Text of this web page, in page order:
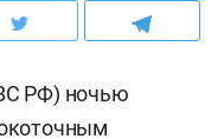
РФ) ночью